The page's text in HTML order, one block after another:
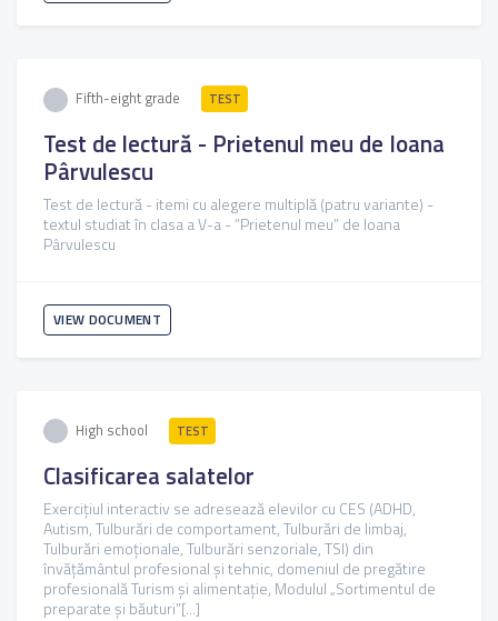
Fifth-eight grade TEST
Test de lectură - Prietenul meu de Ioana
Pârvulescu
Test de lectură - itemi cu alegere multiplă (patru variante) -
textul studiat în clasa a V-a - ”Prietenul meu” de Ioana
Pârvulescu
VIEW DOCUMENT
High school TEST
Clasificarea salatelor
Exercițiul interactiv se adresează elevilor cu CES (ADHD,
Autism, Tulburări de comportament, Tulburări de limbaj,
Tulburări emoționale, Tulburări senzoriale, TSI) din
învățământul profesional și tehnic, domeniul de pregătire
profesională Turism și alimentație, Modulul „Sortimentul de
preparate şi băuturi”[...]